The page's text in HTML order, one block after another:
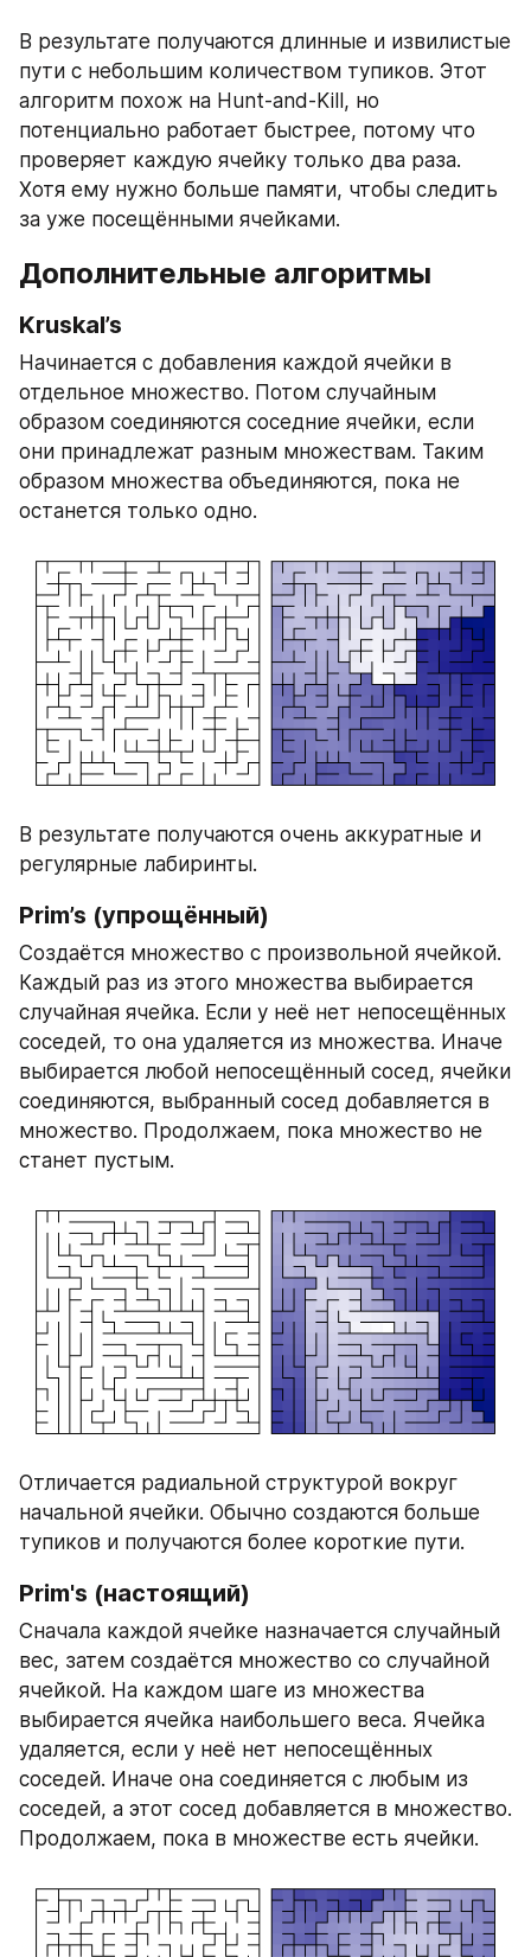
В результате получаются длинные и извилистые
пути с небольшим количеством тупиков. Этот
алгоритм похож на Hunt-and-Kill, но
потенциально работает быстрее, потому что
проверяет каждую ячейку только два раза.
Хотя ему нужно больше памяти, чтобы следить
за уже посещёнными ячейками.
Дополнительные алгоритмы
Kruskal’s
Начинается с добавления каждой ячейки в
отдельное множество. Потом случайным
образом соединяются соседние ячейки, если
они принадлежат разным множествам. Таким
образом множества объединяются, пока не
останется только одно.
В результате получаются очень аккуратные и
регулярные лабиринты.
Prim’s (упрощённый)
Создаётся множество с произвольной ячейкой.
Каждый раз из этого множества выбирается
случайная ячейка. Если у неё нет непосещённых
соседей, то она удаляется из множества. Иначе
выбирается любой непосещённый сосед, ячейки
соединяются, выбранный сосед добавляется в
множество. Продолжаем, пока множество не
станет пустым.
Отличается радиальной структурой вокруг
начальной ячейки. Обычно создаются больше
тупиков и получаются более короткие пути.
Prim's (настоящий)
Сначала каждой ячейке назначается случайный
вес, затем создаётся множество со случайной
ячейкой. На каждом шаге из множества
выбирается ячейка наибольшего веса. Ячейка
удаляется, если у неё нет непосещённых
соседей. Иначе она соединяется с любым из
соседей, а этот сосед добавляется в множество.
Продолжаем, пока в множестве есть ячейки.